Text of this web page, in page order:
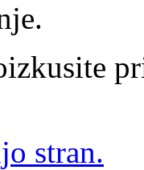
stran.